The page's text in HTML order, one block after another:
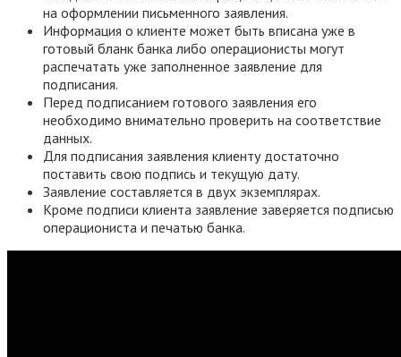
на оформлении письменного заявления.
Информация о клиенте может быть вписана уже в
готовый бланк банка либо операционисты могут
распечатать уже заполненное заявление для
подписания.
Перед подписанием готового заявления его
необходимо внимательно проверить на соответствие
данных.
Для подписания заявления клиенту достаточно
поставить свою подпись и текущую дату.
Заявление составляется в двух экземплярах.
Кроме подписи клиента заявление заверяется подписью
операциониста и печатью банка.